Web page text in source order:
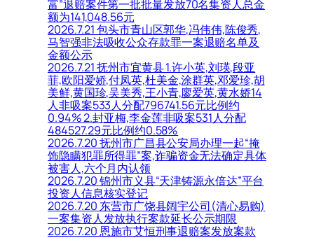
富”退赔案件第一批批量发放70名集资人总金
额为141,048.56元
2026.7.21 包头市青山区郭华,冯伟伟,陈俊秀,
马智强非法吸收公众存款罪一案退赔名单及
金额公示
2026.7.21 抚州市宜黄县 1.许小英,刘瑛,段亚
菲,欧阳爱娇,付凤英,杜美金,涂群英,邓爱珍,胡
美鲜,黄国珍,吴美秀,王小青,廖爱英,黄水娇14
人非吸案533人分配796741.56元比例约
0.94% 2.封亚梅,李金莲非吸案531人分配
484527.29元比例约0.58%
2026.7.20 抚州市广昌县公安局办理一起“掩
饰隐瞒犯罪所得罪”案,诈骗资金无法确定具体
被害人,六个月内认领
2026.7.20 锦州市义县“天津铸源永倍达”平台
投资人信息核实登记
2026.7.20 东营市广饶县阔宇公司(清心易购)
一案集资人发放执行案款延长公示期限
2026.7.20 恩施市艾恒刑事退赔案发放案款